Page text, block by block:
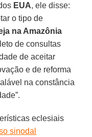
EUA, ele disse:
o tipo de
na Amazônia
de consultas
de aceitar
e de reforma
na constância
eclesiais
sinodal